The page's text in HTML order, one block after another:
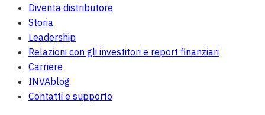
Diventa distributore
Storia
Leadership
Relazioni con gli investitori e report finanziari
Carriere
INVAblog
Contatti e supporto